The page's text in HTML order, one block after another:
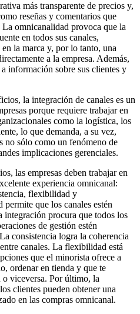
más transparente de precios y,
reseñas y comentarios que
omnicanalidad provoca que la
en todos sus canales,
la marca y, por lo tanto, una
a la empresa. Además,
información sobre sus clientes y
la integración de canales es un
porque requiere trabajar en
como la logística, los
lo que demanda, a su vez,
no sólo como un fenómeno de
implicaciones gerenciales.
las empresas deben trabajar en
experiencia omnicanal:
flexibilidad y
que los canales estén
integración procura que todos los
de gestión estén
consistencia logra la coherencia
canales. La flexibilidad está
que el minorista ofrece a
ordenar en tienda y que te
o viceversa. Por último, la
clientes pueden obtener una
en las compras omnicanal.